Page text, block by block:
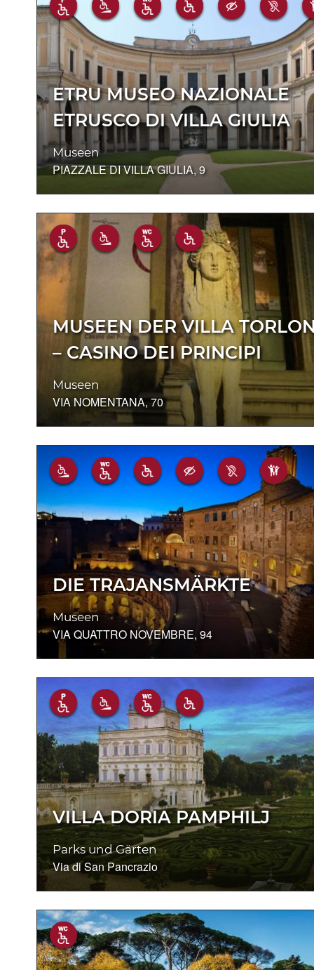
ETRU MUSEO NAZIONALE
ETRUSCO DI VILLA GIULIA
Museen
PIAZZALE DI VILLA GIULIA, 9
MUSEEN DER VILLA
– CASINO DEI PRINCIPI
Museen
VIA NOMENTANA, 70
DIE TRAJANSMÄRKTE
Museen
VIA QUATTRO NOVEMBRE, 94
VILLA DORIA PAMPHILJ
Parks und Gärten
Via di San Pancrazio